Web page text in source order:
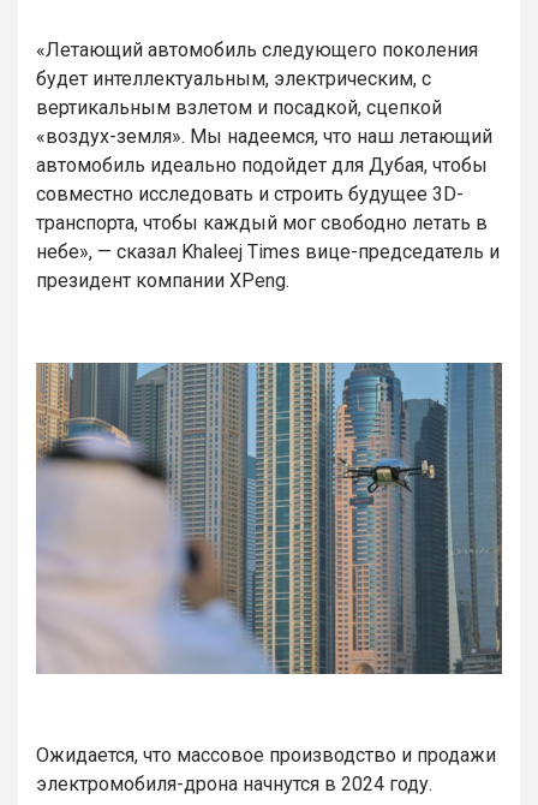
«Летающий автомобиль следующего поколения
будет интеллектуальным, электрическим, с
вертикальным взлетом и посадкой, сцепкой
«воздух-земля». Мы надеемся, что наш летающий
автомобиль идеально подойдет для Дубая, чтобы
совместно исследовать и строить будущее 3D-
транспорта, чтобы каждый мог свободно летать в
небе», — сказал Khaleej Times вице-председатель и
президент компании XPeng.
Ожидается, что массовое производство и продажи
электромобиля-дрона начнутся в 2024 году.